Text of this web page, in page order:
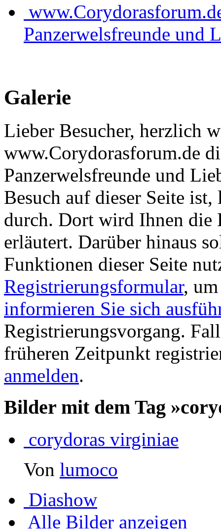
Panzerwelsfreunde und
Galerie
Lieber Besucher, herzlich
www.Corydorasforum.de
Panzerwelsfreunde und
Besuch auf dieser Seite
durch. Dort wird Ihnen die
erläutert. Darüber hinaus
Funktionen dieser Seite
Registrierungsformular,
informieren Sie sich
Registrierungsvorgang.
früheren Zeitpunkt
anmelden.
Bilder mit dem Tag
corydoras virginiae
Von lumoco
Diashow
Alle Bilder anzeigen